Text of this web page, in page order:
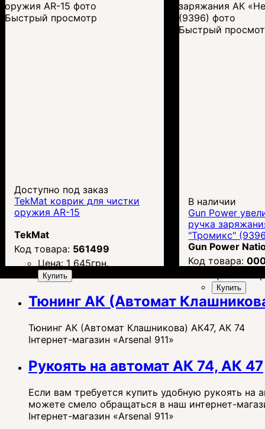
Быстрый просмотр
Доступно под заказ
TekMat коврик для чистки
оружия AR-15
TekMat
561499
Цена:1 645грн.
Купить
Быстрый
В наличии
Gun Power
ручка
"Тромикс"
Gun Power
Купить
Тюнинг АК (Автомат
Тюнинг АК (Автомат Клашникова) АК47, АК 74
Інтернет-магазин «Arsenal 911»
Рукоять на автомат АК 74, АК 47
Если вам требуется купить удобную рукоять
можете смело обращаться в наш интернет-
Інтернет-магазин «Arsenal 911»